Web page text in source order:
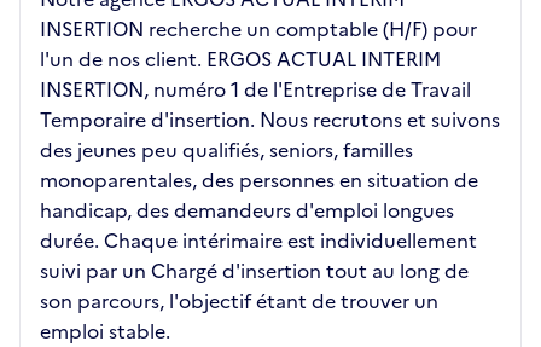
INSERTION recherche un comptable (H/F) pour
l'un de nos client. ERGOS ACTUAL INTERIM
INSERTION, numéro 1 de l'Entreprise de Travail
Temporaire d'insertion. Nous recrutons et suivons
des jeunes peu qualifiés, seniors, familles
monoparentales, des personnes en situation de
handicap, des demandeurs d'emploi longues
durée. Chaque intérimaire est individuellement
suivi par un Chargé d'insertion tout au long de
son parcours, l'objectif étant de trouver un
emploi stable.